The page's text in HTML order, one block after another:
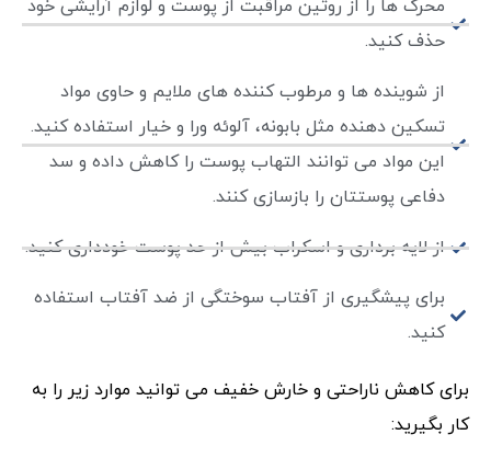
محرک ها را از روتین مراقبت از پوست و لوازم آرایشی خود
حذف کنید.
از شوینده ها و مرطوب کننده های ملایم و حاوی مواد
تسکین دهنده مثل بابونه، آلوئه ورا و خیار استفاده کنید.
این مواد می توانند التهاب پوست را کاهش داده و سد
دفاعی پوستتان را بازسازی کنند.
از لایه برداری و اسکراب بیش از حد پوست خودداری کنید.
برای پیشگیری از آفتاب سوختگی از ضد آفتاب استفاده
کنید.
برای کاهش ناراحتی و خارش خفیف می توانید موارد زیر را به
کار بگیرید: